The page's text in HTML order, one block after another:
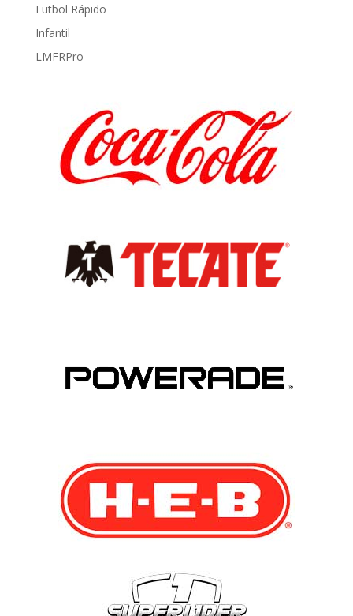
Futbol Rápido
Infantil
LMFRPro